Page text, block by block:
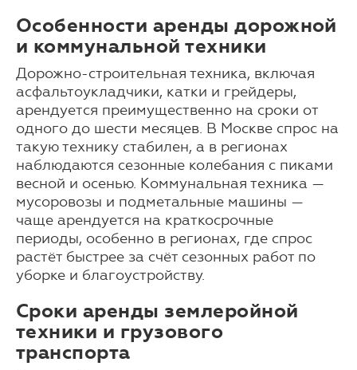
Особенности аренды дорожной
и коммунальной техники
Дорожно-строительная техника, включая
асфальтоукладчики, катки и грейдеры,
арендуется преимущественно на сроки от
одного до шести месяцев. В Москве спрос на
такую технику стабилен, а в регионах
наблюдаются сезонные колебания с пиками
весной и осенью. Коммунальная техника —
мусоровозы и подметальные машины —
чаще арендуется на краткосрочные
периоды, особенно в регионах, где спрос
растёт быстрее за счёт сезонных работ по
уборке и благоустройству.
Сроки аренды землеройной
техники и грузового
транспорта